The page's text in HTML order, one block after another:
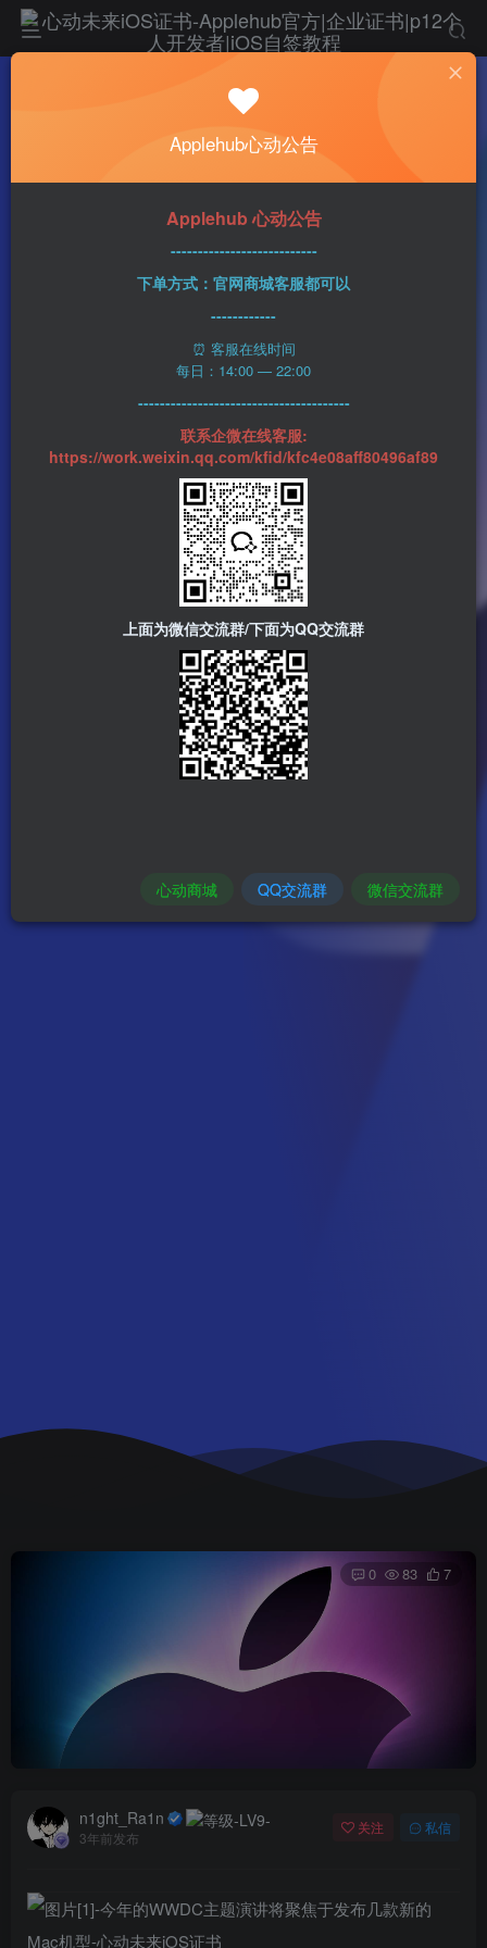
科技资讯
今年的WWDC主题演讲将聚焦于发布几款新的
Mac机型
2023-06-02 n1ght_Ra1n
0 83 7
n1ght_Ra1n
3年前发布
关注 私信
Applehub心动公告
Applehub 心动公告
---------------------------
下单方式：官网商城客服都可以
------------
⏰ 客服在线时间
每日：14:00 — 22:00
---------------------------------------
联系企微在线客服:
https://work.weixin.qq.com/kfid/kfc4e08aff80496af89
上面为微信交流群/下面为QQ交流群
心动商城 QQ交流群 微信交流群